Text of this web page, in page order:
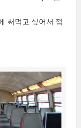
써먹고 싶어서 접